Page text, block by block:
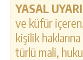
YASAL
ve küfür içeren,
kişilik
türlü mali,